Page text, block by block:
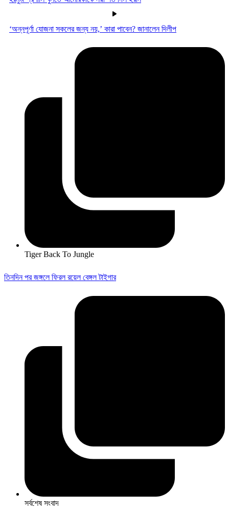
‘অন্নপূর্ণা যোজনা সকলের জন্য নয়,’ কারা পাবেন? জানালেন দিলীপ
Tiger Back To Jungle
তিনদিন পর জঙ্গলে ফিরল রয়েল বেঙ্গল টাইগার
সর্বশেষ সংবাদ